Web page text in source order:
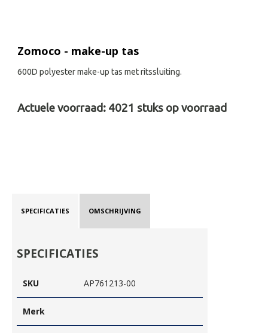
Zomoco - make-up tas
600D polyester make-up tas met ritssluiting.
Actuele voorraad: 4021 stuks op voorraad
SPECIFICATIES OMSCHRIJVING
SPECIFICATIES
SKU AP761213-00
Merk